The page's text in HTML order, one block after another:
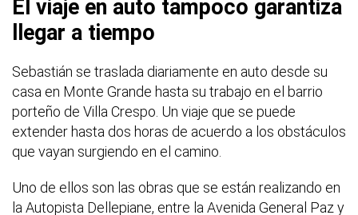
El viaje en auto tampoco garantiza
llegar a tiempo
Sebastián se traslada diariamente en auto desde su
casa en Monte Grande hasta su trabajo en el barrio
porteño de Villa Crespo. Un viaje que se puede
extender hasta dos horas de acuerdo a los obstáculos
que vayan surgiendo en el camino.
Uno de ellos son las obras que se están realizando en
la Autopista Dellepiane, entre la Avenida General Paz y